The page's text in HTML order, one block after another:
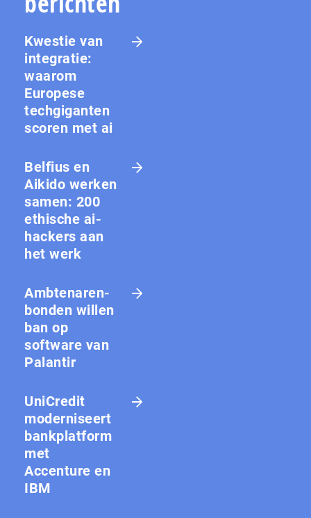
Kwestie van
integratie:
waarom
Europese
techgiganten
scoren met ai
Belfius en
Aikido werken
samen: 200
ethische ai-
hackers aan
het werk
Amb­te­na­ren­
bon­den willen
ban op
software van
Palantir
UniCredit
moderniseert
bankplatform
met
Accenture en
IBM